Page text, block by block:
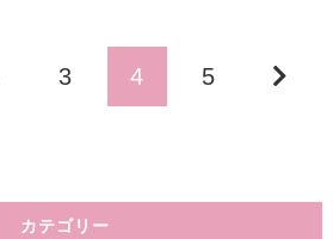
3 4 5
カテゴリー